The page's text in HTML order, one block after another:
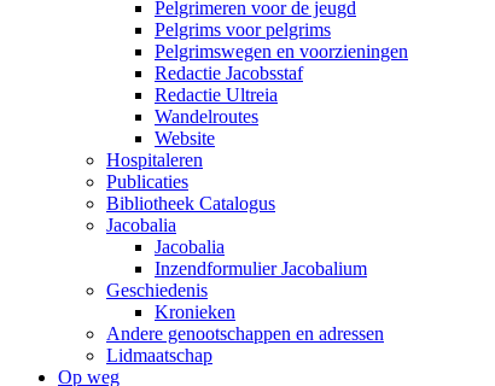
Pelgrimeren voor de jeugd
Pelgrims voor pelgrims
Pelgrimswegen en voorzieningen
Redactie Jacobsstaf
Redactie Ultreia
Wandelroutes
Website
Hospitaleren
Publicaties
Bibliotheek Catalogus
Jacobalia
Jacobalia
Inzendformulier Jacobalium
Geschiedenis
Kronieken
Andere genootschappen en adressen
Lidmaatschap
Op weg